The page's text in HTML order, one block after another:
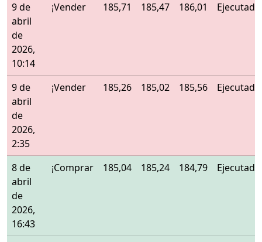
9 de
abril
de
2026,
10:14
¡Vender 185,71 185,47 186,01 Ejecutado
9 de
abril
de
2026,
2:35
¡Vender 185,26 185,02 185,56 Ejecutado
8 de
abril
de
2026,
16:43
¡Comprar 185,04 185,24 184,79 Ejecutado